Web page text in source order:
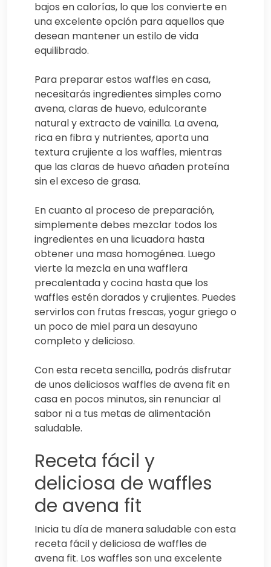
bajos en calorías, lo que los convierte en
una excelente opción para aquellos que
desean mantener un estilo de vida
equilibrado.
Para preparar estos waffles en casa,
necesitarás ingredientes simples como
avena, claras de huevo, edulcorante
natural y extracto de vainilla. La avena,
rica en fibra y nutrientes, aporta una
textura crujiente a los waffles, mientras
que las claras de huevo añaden proteína
sin el exceso de grasa.
En cuanto al proceso de preparación,
simplemente debes mezclar todos los
ingredientes en una licuadora hasta
obtener una masa homogénea. Luego
vierte la mezcla en una wafflera
precalentada y cocina hasta que los
waffles estén dorados y crujientes. Puedes
servirlos con frutas frescas, yogur griego o
un poco de miel para un desayuno
completo y delicioso.
Con esta receta sencilla, podrás disfrutar
de unos deliciosos waffles de avena fit en
casa en pocos minutos, sin renunciar al
sabor ni a tus metas de alimentación
saludable.
Receta fácil y
deliciosa de waffles
de avena fit
Inicia tu día de manera saludable con esta
receta fácil y deliciosa de waffles de
avena fit. Los waffles son una excelente